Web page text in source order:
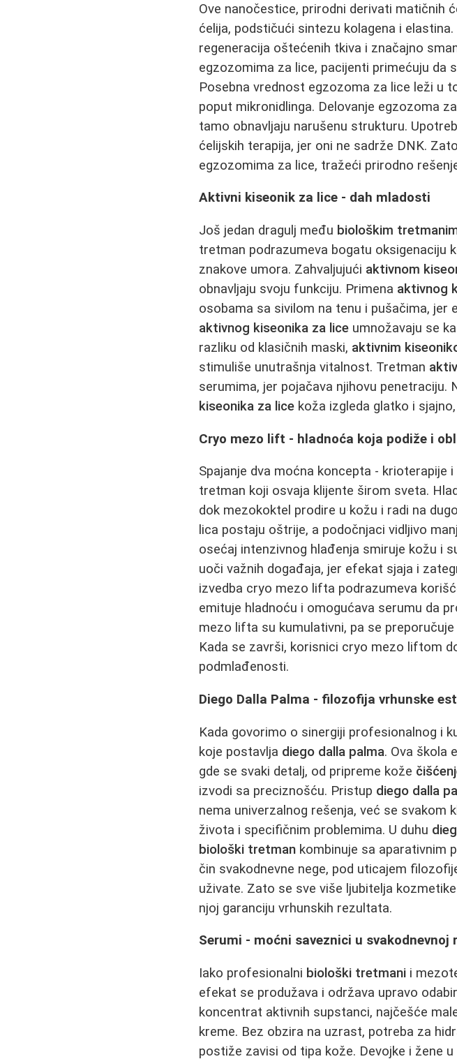
Ove nanočestice, prirodni derivati matičnih
ćelija, podstičući sintezu kolagena i
regeneracija oštećenih tkiva i značajno
egzozomima za lice, pacijenti primećuju da
Posebna vrednost egzozoma za lice leži u
poput mikronidlinga. Delovanje egzozoma
tamo obnavljaju narušenu strukturu.
ćelijskih terapija, jer oni ne sadrže DNK.
egzozomima za lice, tražeći prirodno
Aktivni kiseonik za lice - dah mladosti
Još jedan dragulj među biološkim
tretman podrazumeva bogatu oksigenaciju
znakove umora. Zahvaljujući aktivnom
obnavljaju svoju funkciju. Primena aktivnog
osobama sa sivilom na tenu i pušačima,
aktivnog kiseonika za lice umnožavaju se
razliku od klasičnih maski, aktivnim
stimuliše unutrašnja vitalnost. Tretman
serumima, jer pojačava njihovu penetraciju.
kiseonika za lice koža izgleda glatko i
Cryo mezo lift - hladnoća koja podiže i
Spajanje dva moćna koncepta - krioterapije
tretman koji osvaja klijente širom sveta.
dok mezokoktel prodire u kožu i radi na
lica postaju oštrije, a podočnjaci vidljivo
osećaj intenzivnog hlađenja smiruje kožu i
uoči važnih događaja, jer efekat sjaja i
izvedba cryo mezo lifta podrazumeva
emituje hladnoću i omogućava serumu da
mezo lifta su kumulativni, pa se
Kada se završi, korisnici cryo mezo liftom
podmlađenosti.
Diego Dalla Palma - filozofija vrhunske
Kada govorimo o sinergiji profesionalnog i
koje postavlja diego dalla palma. Ova škola
gde se svaki detalj, od pripreme kože
izvodi sa preciznošću. Pristup diego dalla
nema univerzalnog rešenja, već se svakom
života i specifičnim problemima. U duhu
biološki tretman kombinuje sa aparativnim
čin svakodnevne nege, pod uticajem
uživate. Zato se sve više ljubitelja
njoj garanciju vrhunskih rezultata.
Serumi - moćni saveznici u svakodnevnoj
Iako profesionalni biološki tretmani i
efekat se produžava i održava upravo
koncentrat aktivnih supstanci, najčešće
kreme. Bez obzira na uzrast, potreba za
postiže zavisi od tipa kože. Devojke i žene